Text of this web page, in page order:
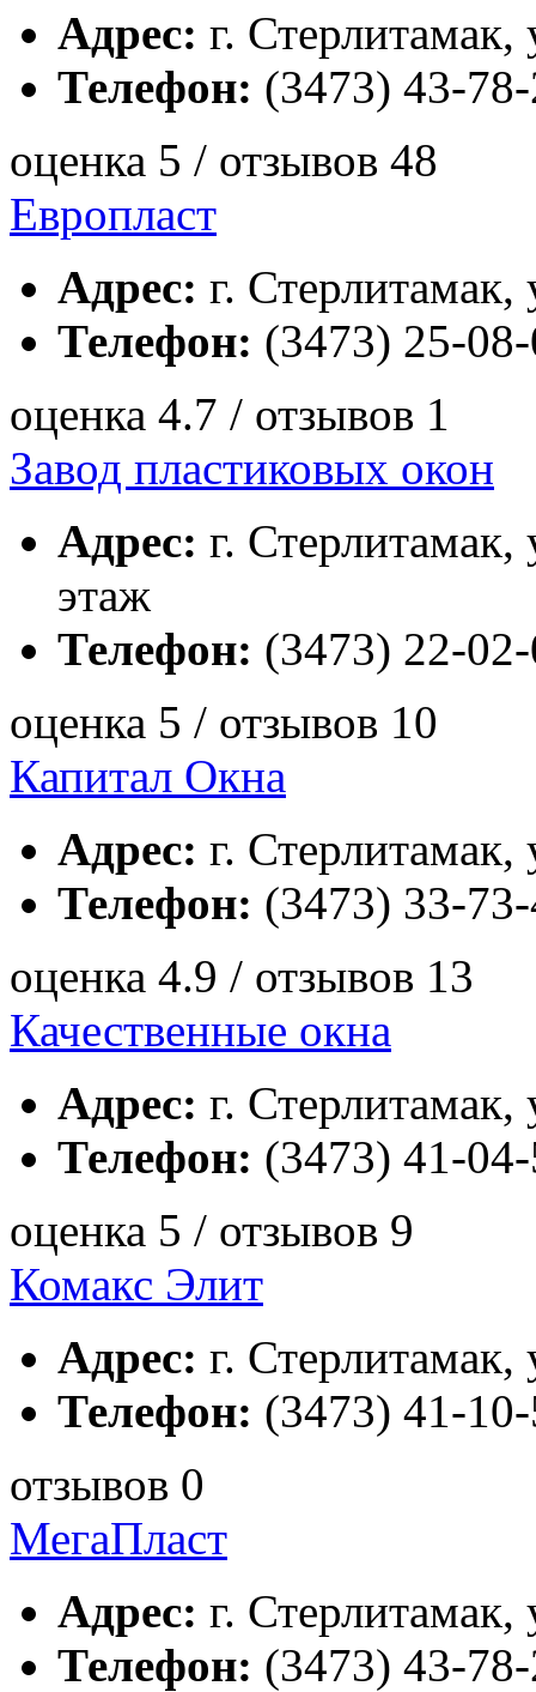
Адрес: г.
Телефон: (3473) 43-
оценка 5 / отзывов 48
Европласт
Адрес: г.
Телефон: (3473) 25-
оценка 4.7 / отзывов 1
Завод пластиковых окон
Адрес: г.
этаж
Телефон: (3473) 22-
оценка 5 / отзывов 10
Капитал Окна
Адрес: г.
Телефон: (3473) 33-
оценка 4.9 / отзывов 13
Качественные окна
Адрес: г.
Телефон: (3473) 41-
оценка 5 / отзывов 9
Комакс Элит
Адрес: г. Стерлитамак,
Телефон: (3473) 41-
отзывов 0
МегаПласт
Адрес: г.
Телефон: (3473) 43-